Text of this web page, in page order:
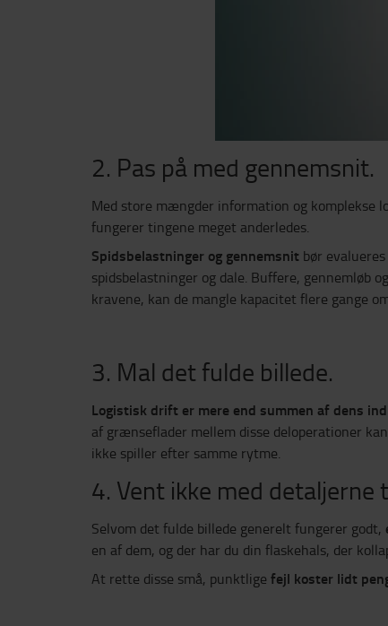
2. Pas på med gennemsnit.
Med store mængder information og komplekse
fungerer tingene meget anderledes.
Spidsbelastninger og gennemsnit bør
spidsbelastninger og dale. Buffere, gennemløb
kravene, kan de mangle kapacitet flere gange
3. Mal det fulde billede.
Logistisk drift er mere end summen af dens
af grænseflader mellem disse deloperationer
ikke spiller efter samme rytme.
4. Vent ikke med detaljerne
Selvom det fulde billede generelt fungerer godt,
en af dem, og der har du din flaskehals, der
At rette disse små, punktlige fejl koster lidt